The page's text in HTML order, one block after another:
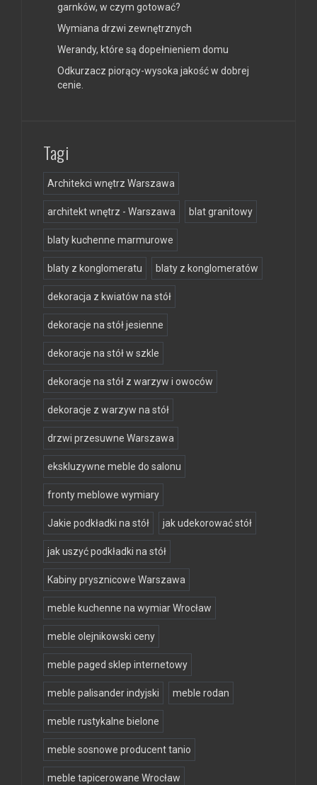
garnków, w czym gotować?
Wymiana drzwi zewnętrznych
Werandy, które są dopełnieniem domu
Odkurzacz piorący-wysoka jakość w dobrej
cenie.
Tagi
Architekci wnętrz Warszawa
architekt wnętrz - Warszawa blat granitowy
blaty kuchenne marmurowe
blaty z konglomeratu blaty z konglomeratów
dekoracja z kwiatów na stół
dekoracje na stół jesienne
dekoracje na stół w szkle
dekoracje na stół z warzyw i owoców
dekoracje z warzyw na stół
drzwi przesuwne Warszawa
ekskluzywne meble do salonu
fronty meblowe wymiary
Jakie podkładki na stół jak udekorować stół
jak uszyć podkładki na stół
Kabiny prysznicowe Warszawa
meble kuchenne na wymiar Wrocław
meble olejnikowski ceny
meble paged sklep internetowy
meble palisander indyjski meble rodan
meble rustykalne bielone
meble sosnowe producent tanio
meble tapicerowane Wrocław